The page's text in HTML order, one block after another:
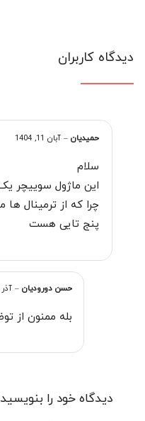
دیدگاه کاربران
حمیدیان – آبان 11, 1404
سلام
این ماژول سوییچر
چرا که از ترمینال
پنج تایی هست
حسن دورودیان – آذر 23, 1404
بله ممنون از
دیدگاه خود را بنویسید